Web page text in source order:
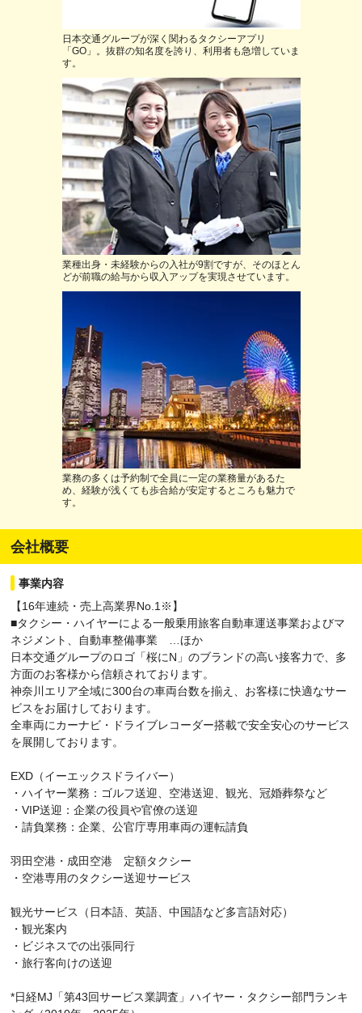
日本交通グループが深く関わるタクシーアプリ
「GO」。抜群の知名度を誇り、利用者も急増していま
す。
業種出身・未経験からの入社が9割ですが、そのほとん
どが前職の給与から収入アップを実現させています。
業務の多くは予約制で全員に一定の業務量があるた
め、経験が浅くても歩合給が安定するところも魅力で
す。
会社概要
事業内容
【16年連続・売上高業界No.1※】
■タクシー・ハイヤーによる一般乗用旅客自動車運送事業およびマ
ネジメント、自動車整備事業 …ほか
日本交通グループのロゴ「桜にN」のブランドの高い接客力で、多
方面のお客様から信頼されております。
神奈川エリア全域に300台の車両台数を揃え、お客様に快適なサー
ビスをお届けしております。
全車両にカーナビ・ドライブレコーダー搭載で安全安心のサービス
を展開しております。
EXD（イーエックスドライバー）
・ハイヤー業務：ゴルフ送迎、空港送迎、観光、冠婚葬祭など
・VIP送迎：企業の役員や官僚の送迎
・請負業務：企業、公官庁専用車両の運転請負
羽田空港・成田空港 定額タクシー
・空港専用のタクシー送迎サービス
観光サービス（日本語、英語、中国語など多言語対応）
・観光案内
・ビジネスでの出張同行
・旅行客向けの送迎
*日経MJ「第43回サービス業調査」ハイヤー・タクシー部門ランキ